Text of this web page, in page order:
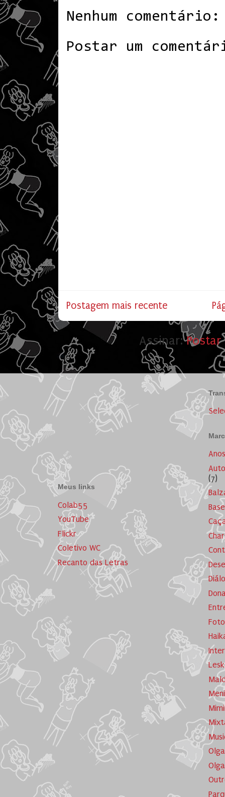
Nenhum comentário:
Postar um
Postagem mais recente
Assinar:
Meus links
Colab55
YouTube
Flickr
Coletivo WC
Recanto das Letras
(7)
Olga